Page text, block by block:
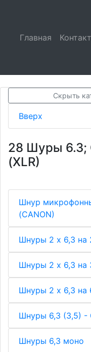
Главная (current)
Скрыть
Вверх
28 Шyры 6.3;
(XLR)
Шнур
(CANON)
Шнуры 2 х 6,3 на
Шнуры 2 х 6,3 на
Шнуры 2 х 6,3 на
Шнуры 6,3 (3,5) -
Шнуры 6,3 моно